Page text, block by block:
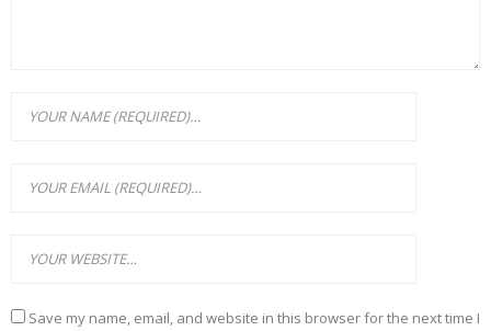
Save my name, email, and website in this browser for the next time I